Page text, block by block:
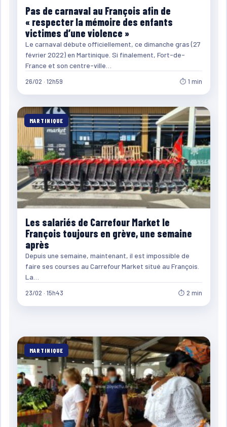
Pas de carnaval au François afin de
« respecter la mémoire des enfants
victimes d’une violence »
Le carnaval débute officiellement, ce dimanche gras (27
février 2022) en Martinique. Si finalement, Fort-de-
France et son centre-ville…
26/02 · 12h59 ⏱ 1 min
MARTINIQUE
Les salariés de Carrefour Market le
François toujours en grève, une semaine
après
Depuis une semaine, maintenant, il est impossible de
faire ses courses au Carrefour Market situé au François.
La…
23/02 · 15h43 ⏱ 2 min
MARTINIQUE